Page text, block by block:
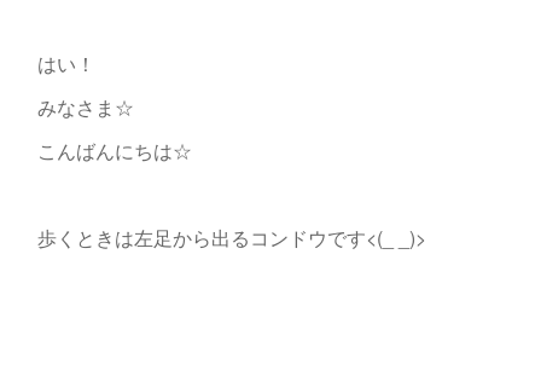
はい！
みなさま☆
こんばんにちは☆
歩くときは左足から出るコンドウです<(_ _)>